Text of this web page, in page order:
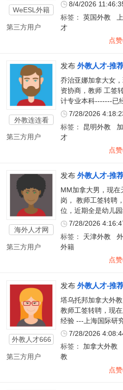
WeESL外籍
第三方用户
8/4/2026
标签： 英国外教
才
点赞
外教连连看
第三方用户
发布 外教人才-推
乔治亚娜加拿大女
资协商，教师 工签
计专业本科-------已
随时到岗
7/28/2026
标签： 昆明外教
才
点赞
海外人才网
第三方用户
发布 外教人才-推
MM加拿大男，现在
岗， 教师工签转聘
位，近期全是幼儿
7/28/2026
标签： 天津外教
外籍
点赞
外教人才666
第三方用户
发布 外教人才-推
塔乌托邦加拿大外
教师工签转聘，现
经验 ---上海国际研
和阜阳大学 国防科
州大学等都有工作过
7/28/2026
标签： 加拿大外教
教
点赞